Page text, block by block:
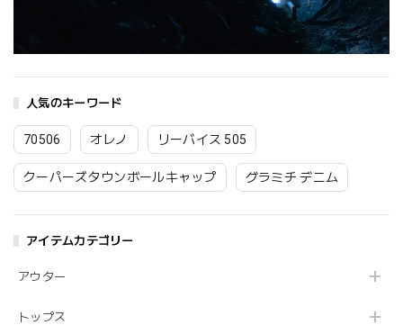
人気のキーワード
70506 オレノ リーバイス 505
クーパーズタウンボールキャップ グラミチ デニム
アイテムカテゴリー
アウター
トップス